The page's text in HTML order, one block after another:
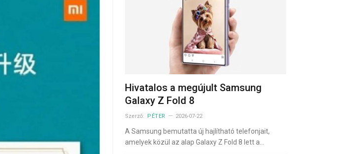
Hivatalos a megújult Samsung
Galaxy Z Fold 8
Szerző: PÉTER 2026-07-22
A Samsung bemutatta új hajlítható telefonjait,
amelyek közül az alap Galaxy Z Fold 8 lett a…